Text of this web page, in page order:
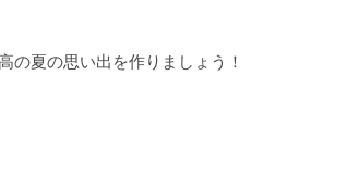
の夏の思い出を作りましょう！